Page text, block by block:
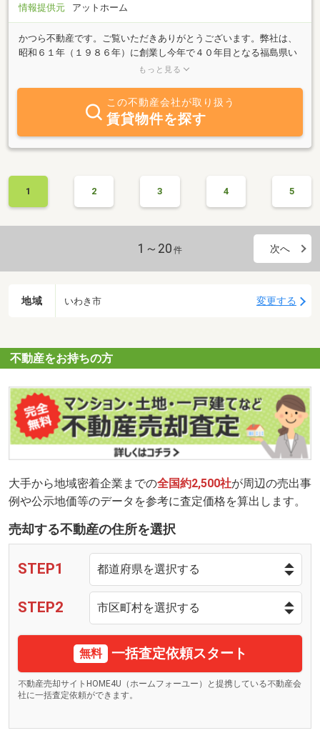
情報提供元 アットホーム
かつら不動産です。ご覧いただきありがとうございます。弊社は、
昭和６１年（１９８６年）に創業し今年で４０年目となる福島県い
わき市の不動産会社です。創業以来、『快適な生活空間の提供』を
い」「貸したい」不動産に関する事は何でもお気軽にご相談くださ
い。「新築物件の情報が欲しい」「土地の活用に困ってる」等お客
様のご要望に合わせて物件情報をご提供させていただきます。些細
なことでも結構です。ご相談お待ちしております。また、当社の管
理物件につきましては入居後のトラブル回避など色々な角度からア
ご相談下さい。
もっと見る
この不動産会社が取り扱う
賃貸物件を探す
1 2 3 4 5
1～20 件 次へ
地域 いわき市 変更する
不動産をお持ちの方
大手から地域密着企業までの全国約2,500社が周辺の売出事
例や公示地価等のデータを参考に査定価格を算出します。
売却する不動産の住所を選択
STEP1
STEP2
無料 一括査定依頼スタート
不動産売却サイトHOME4U（ホームフォーユー）と提携している不動産会
社に一括査定依頼ができます。